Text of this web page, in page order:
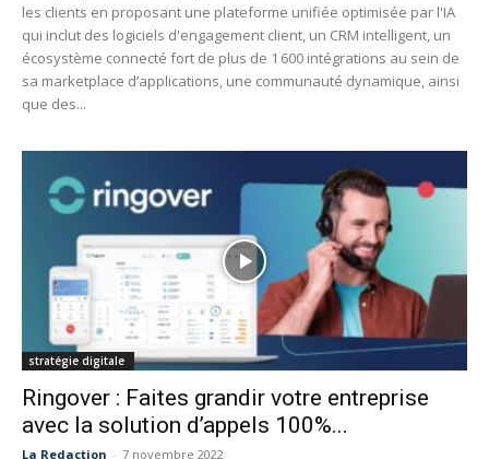
les clients en proposant une plateforme unifiée optimisée par l'IA
qui inclut des logiciels d'engagement client, un CRM intelligent, un
écosystème connecté fort de plus de 1 600 intégrations au sein de
sa marketplace d’applications, une communauté dynamique, ainsi
que des...
stratégie digitale
Ringover : Faites grandir votre entreprise
avec la solution d’appels 100%...
La Redaction - 7 novembre 2022